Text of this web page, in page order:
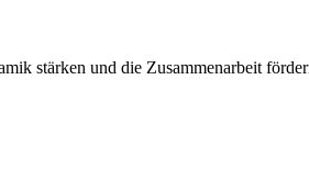
stärken und die Zusammenarbeit